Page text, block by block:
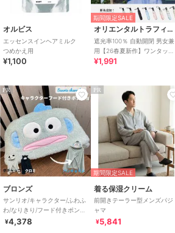
オルビス
エッセンスインヘアミルク
つめかえ用
¥1,100
期間限定SALE
オリエンタルトラフィック
遮光率100％ 自動開閉 男女兼
用【26春夏新作】ワンタッチ
晴雨兼用 折りたたみ傘 /G-
¥1,991
PR
ブロンズ
サンリオ/キャラクター/ふわふ
わ/なりきり/フード付きポンチ
ョ/クッション/グッズ/秋冬
¥4,378
PR
期間限定SALE
着る保湿クリーム
前開きテーラー型メンズパジ
ャマ
¥5,841